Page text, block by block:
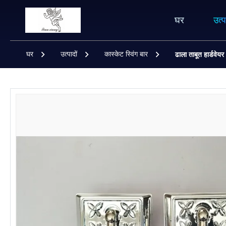
घर
घर उत्पादों कास्केट स्विंग बार ढाला ताबूत